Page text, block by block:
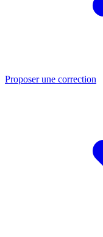
Proposer une correction